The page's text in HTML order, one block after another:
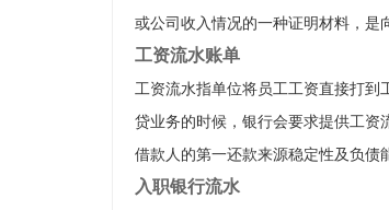
或公司收入情况的一种证明材料，是
工资流水账单
工资流水指单位将员工工资直接打
贷业务的时候，银行会要求提供工资
借款人的第一还款来源稳定性及负债
入职银行流水